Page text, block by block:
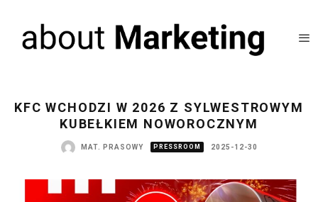
KFC WCHODZI W 2026 Z SYLWESTROWYM
KUBEŁKIEM NOWOROCZNYM
MAT. PRASOWY PRESSROOM 2025-12-30